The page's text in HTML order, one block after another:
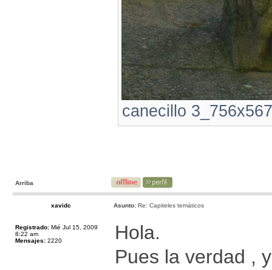
canecillo
Arriba
xavidc Asunto: Re: Capiteles temáticos
Registrado: Mié Jul 15, 2009
8:22 am
Mensajes: 2220
Hola.
Pues la verdad ,